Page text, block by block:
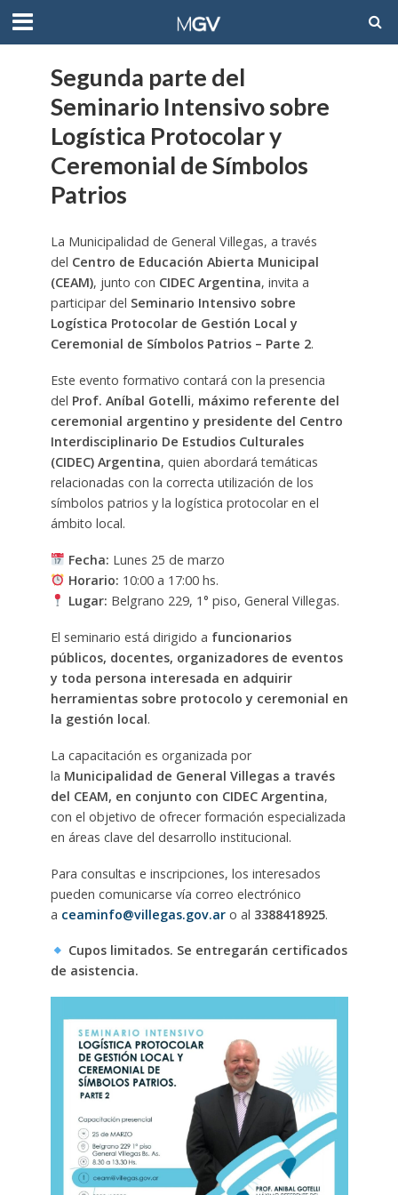
Segunda parte del
Seminario Intensivo sobre
Logística Protocolar y
Ceremonial de Símbolos
Patrios
La Municipalidad de General Villegas, a través
del Centro de Educación Abierta Municipal
(CEAM), junto con CIDEC Argentina, invita a
participar del Seminario Intensivo sobre
Logística Protocolar de Gestión Local y
Ceremonial de Símbolos Patrios – Parte 2.
Este evento formativo contará con la presencia
del Prof. Aníbal Gotelli, máximo referente del
ceremonial argentino y presidente del Centro
Interdisciplinario De Estudios Culturales
(CIDEC) Argentina, quien abordará temáticas
relacionadas con la correcta utilización de los
símbolos patrios y la logística protocolar en el
ámbito local.
Fecha: Lunes 25 de marzo
Horario: 10:00 a 17:00 hs.
Lugar: Belgrano 229, 1° piso, General Villegas.
El seminario está dirigido a funcionarios
públicos, docentes, organizadores de eventos
y toda persona interesada en adquirir
herramientas sobre protocolo y ceremonial en
la gestión local.
La capacitación es organizada por
la Municipalidad de General Villegas a través
del CEAM, en conjunto con CIDEC Argentina,
con el objetivo de ofrecer formación especializada
en áreas clave del desarrollo institucional.
Para consultas e inscripciones, los interesados
pueden comunicarse vía correo electrónico
a ceaminfo@villegas.gov.aro al 3388418925.
Cupos limitados. Se entregarán certificados
de asistencia.